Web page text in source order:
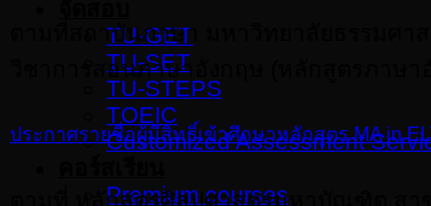
TU-GET
TU-SET
TU-STEPS
TOEIC
Customized Assessment
Premium courses
ตามที่สถาบันภาษา มหาวิทยาลัยธรรมศ
วิชาการสอนภาษาอังกฤษ (หลักสูตรภาษา
ประกาศรายชื่อผู้มีสิทธิ์เข้าศึกษาหลักสูตร MA in
ตามที่ หลักสูตรศิลปศาสตรมหาบัณฑิต สา